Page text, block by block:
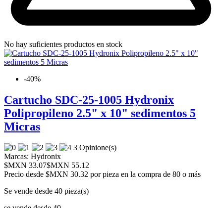
No hay suficientes productos en stock
-40%
Cartucho SDC-25-1005 Hydronix
Polipropileno 2.5" x 10" sedimentos 5
Micras
3 Opinione(s)
Marcas: Hydronix
$MXN 33.07$MXN 55.12
Precio desde $MXN 30.32 por pieza en la compra de 80 o más
Se vende desde 40 pieza(s)